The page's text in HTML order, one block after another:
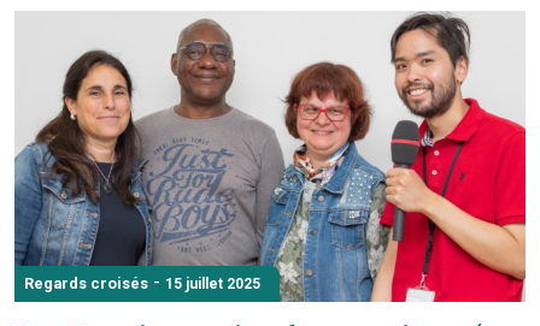
Regards croisés - 15 juillet 2025